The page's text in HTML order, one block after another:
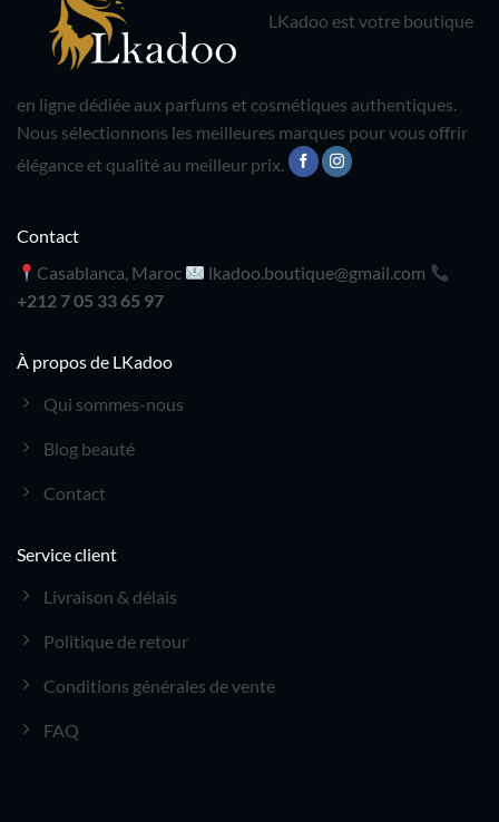
LKadoo est votre boutique
en ligne dédiée aux parfums et cosmétiques authentiques.
Nous sélectionnons les meilleures marques pour vous offrir
élégance et qualité au meilleur prix.
À propos de LKadoo
Qui sommes-nous
Blog beauté
Contact
Service client
Livraison & délais
Politique de retour
Conditions générales de vente
FAQ
Contact
Casablanca, Maroc
lkadoo.boutique@gmail.com
+212 7 05 33 65 97